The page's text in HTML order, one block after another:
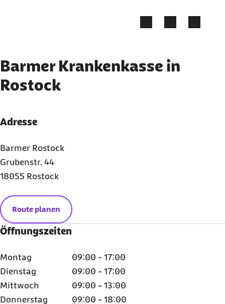
Barmer Krankenkasse in
Rostock
Adresse
Barmer Rostock
Grubenstr. 44
18055 Rostock
Route planen
Öffnungszeiten
Montag
09:00 - 17:00
Dienstag
09:00 - 17:00
Mittwoch
09:00 - 13:00
Donnerstag
09:00 - 18:00